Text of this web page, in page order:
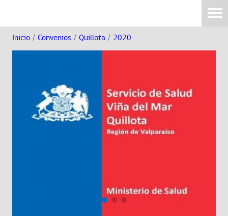
Inicio / Convenios / Quillota / 2020